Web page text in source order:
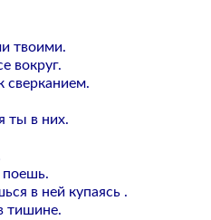
твоими.
вокруг.
сверканием.
ты в них.
поешь.
в ней купаясь .
тишине.